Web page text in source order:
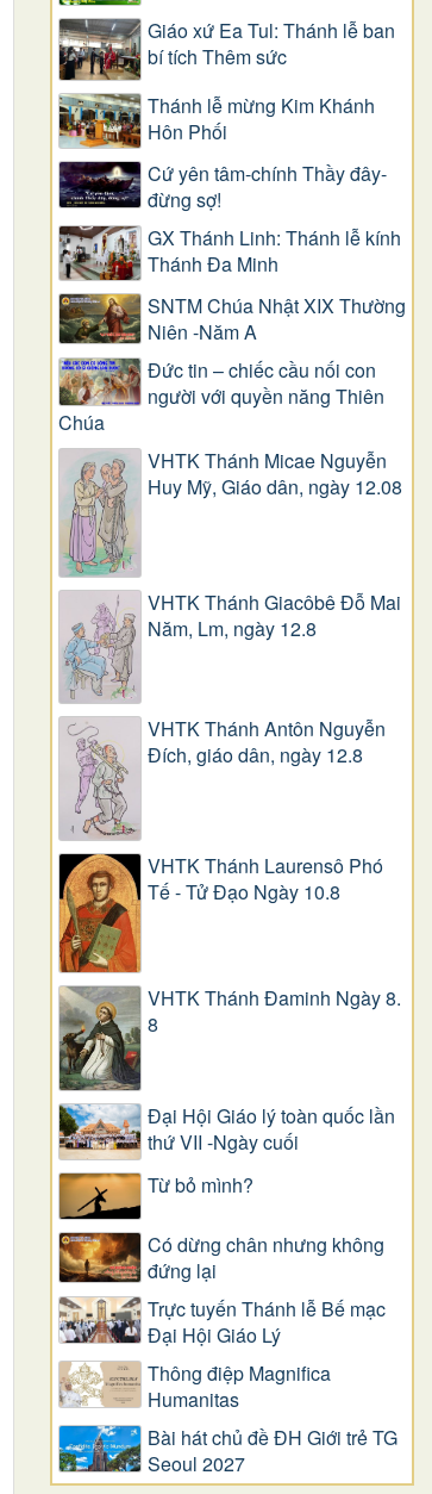
Giáo xứ Ea Tul: Thánh lễ ban
bí tích Thêm sức
Thánh lễ mừng Kim Khánh
Hôn Phối
Cứ yên tâm-chính Thầy đây-
đừng sợ!
GX Thánh Linh: Thánh lễ kính
Thánh Đa Minh
SNTM Chúa Nhật XIX Thường
Niên -Năm A
Đức tin – chiếc cầu nối con
người với quyền năng Thiên
Chúa
VHTK Thánh Micae Nguyễn
Huy Mỹ, Giáo dân, ngày 12.08
VHTK Thánh Giacôbê Ðỗ Mai
Năm, Lm, ngày 12.8
VHTK Thánh Antôn Nguyễn
Ðích, giáo dân, ngày 12.8
VHTK Thánh Laurensô Phó
Tế - Tử Đạo Ngày 10.8
VHTK Thánh Đaminh Ngày 8.
8
Đại Hội Giáo lý toàn quốc lần
thứ VII -Ngày cuối
Từ bỏ mình?
Có dừng chân nhưng không
đứng lại
Trực tuyến Thánh lễ Bế mạc
Đại Hội Giáo Lý
Thông điệp Magnifica
Humanitas
Bài hát chủ đề ĐH Giới trẻ TG
Seoul 2027